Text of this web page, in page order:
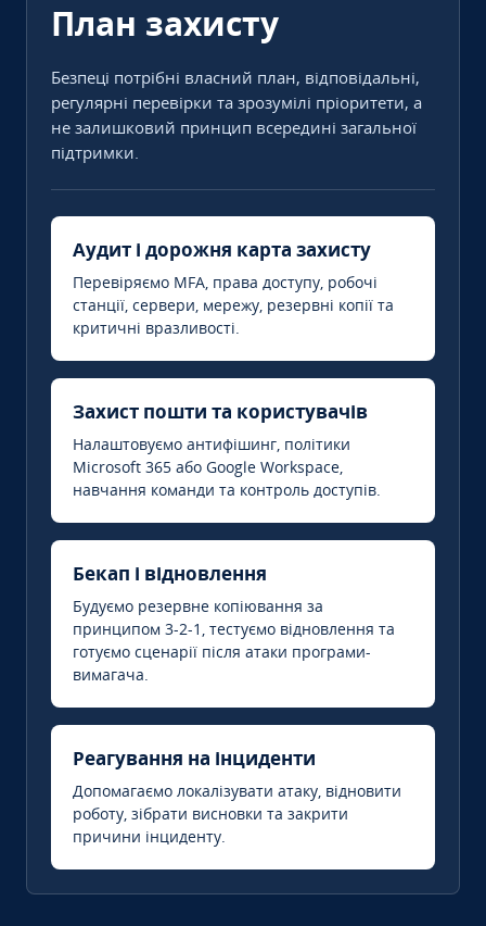
План захисту
Безпеці потрібні власний план, відповідальні,
регулярні перевірки та зрозумілі пріоритети, а
не залишковий принцип всередині загальної
підтримки.
Аудит і дорожня карта захисту
Перевіряємо MFA, права доступу, робочі
станції, сервери, мережу, резервні копії та
критичні вразливості.
Захист пошти та користувачів
Налаштовуємо антифішинг, політики
Microsoft 365 або Google Workspace,
навчання команди та контроль доступів.
Бекап і відновлення
Будуємо резервне копіювання за
принципом 3-2-1, тестуємо відновлення та
готуємо сценарії після атаки програми-
вимагача.
Реагування на інциденти
Допомагаємо локалізувати атаку, відновити
роботу, зібрати висновки та закрити
причини інциденту.